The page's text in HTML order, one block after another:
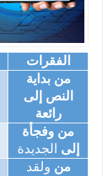
الفقرات
من بداية
النص إلى
رائعة
من وفجأة
إلى
الجديدة
من ولقد